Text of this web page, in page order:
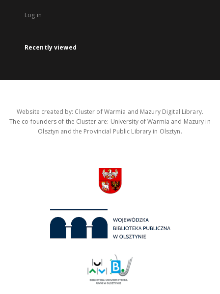
Log in
Recently viewed
Website created by: Cluster of Warmia and Mazury Digital Library.
The co-founders of the Cluster are: University of Warmia and Mazury in
Olsztyn and the Provincial Public Library in Olsztyn.